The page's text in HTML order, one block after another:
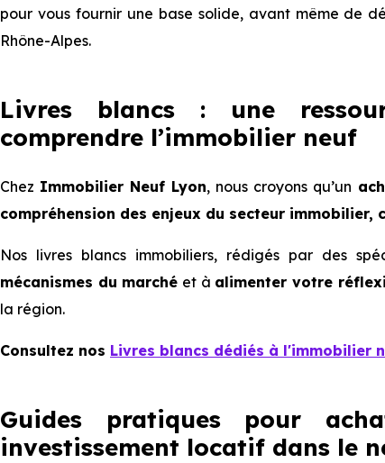
pour vous fournir une base solide, avant même de
Rhône-Alpes.
Livres blancs : une
comprendre l’immobilier neuf
Chez Immobilier Neuf Lyon, nous croyons qu’un
compréhension des enjeux du secteur immobilier,
Nos livres blancs immobiliers, rédigés par des
mécanismes du marché et à alimenter votre
la région.
Consultez nos Livres blancs dédiés à l'immobilier
Guides pratiques pour
investissement locatif dans le